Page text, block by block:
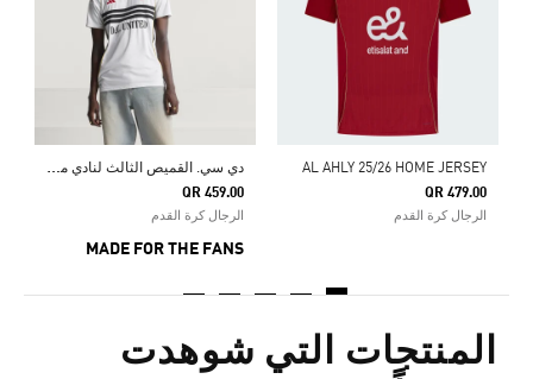
AL AHLY 25/26 HOME JERSEY
QR 479.00
الرجال كرة القدم
د
ي سي. القميص الثالث لنادي مانشستر يونايتد 25/26
QR 459.00
الرجال كرة القدم
MADE FOR THE FANS
المنتجات التي شوهدت